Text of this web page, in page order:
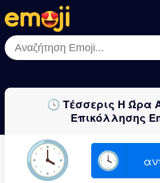
Menu
Close
Menu
Close
🕓 Τέσσερις Η Ώρα
Επικόλλησης
🕓 🕓